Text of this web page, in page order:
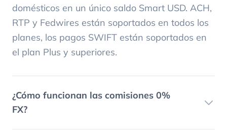
domésticos en un único saldo Smart USD. ACH,
RTP y Fedwires están soportados en todos los
planes, los pagos SWIFT están soportados en
el plan Plus y superiores.
¿Cómo funcionan las comisiones 0%
FX?